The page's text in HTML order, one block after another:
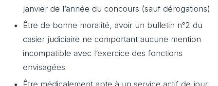
janvier de l’année du concours (sauf dérogations)
Être de bonne moralité, avoir un bulletin n°2 du
casier judiciaire ne comportant aucune mention
incompatible avec l’exercice des fonctions
envisagées